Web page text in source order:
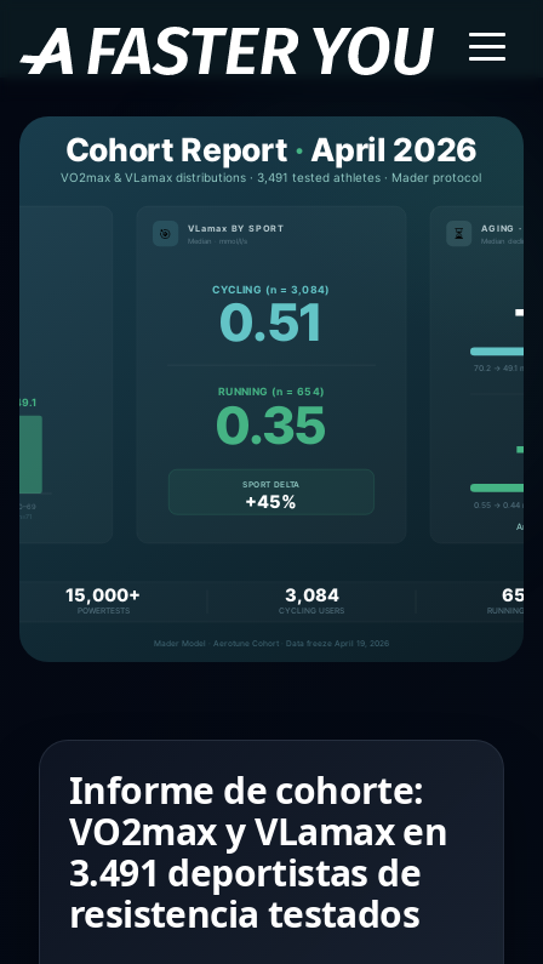
Informe de cohorte:
VO2max y VLamax en
3.491 deportistas de
resistencia testados